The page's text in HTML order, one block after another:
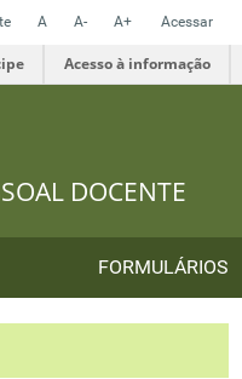
A A- A+ Acessar
Acesso à informação
DOCENTE
FORMULÁRIOS